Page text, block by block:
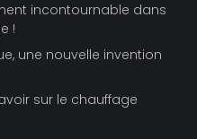
incontournable dans
!
une nouvelle invention
sur le chauffage